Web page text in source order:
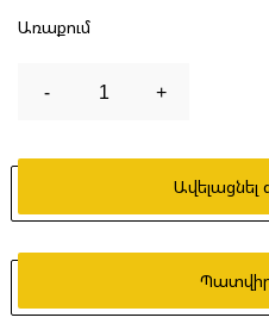
Առաքում
- 1 +
Ավելացնել